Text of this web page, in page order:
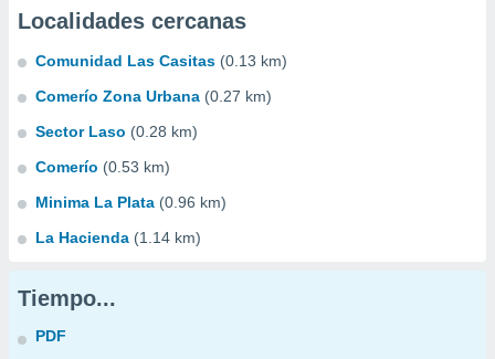
Localidades cercanas
Comunidad Las Casitas (0.13 km)
Comerío Zona Urbana (0.27 km)
Sector Laso (0.28 km)
Comerío (0.53 km)
Minima La Plata (0.96 km)
La Hacienda (1.14 km)
Tiempo...
PDF